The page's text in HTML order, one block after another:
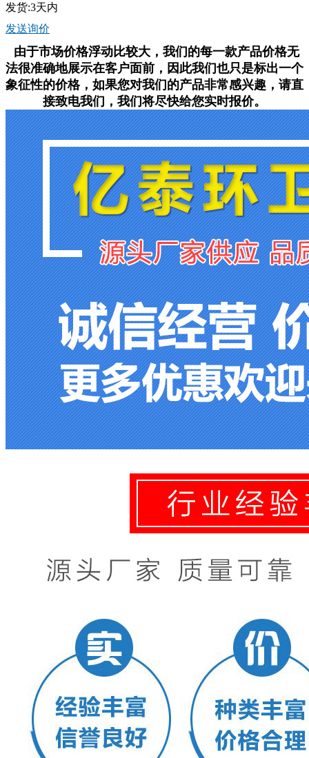
发货:3天内
发送询价
由于市场价格浮动比较大，我们的每一款产品价格无
法很准确地展示在客户面前，因此我们也只是标出一个
象征性的价格，如果您对我们的产品非常感兴趣，请直
接致电我们，我们将尽快给您实时报价。